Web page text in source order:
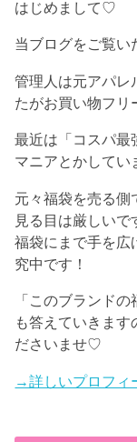
はじめまして♡
当ブログをご覧い
管理人は元アパレ
たがお買い物フリ
最近は「コスパ最
マニアとかしてい
元々福袋を売る側
見る目は厳しい
福袋にまで手を広
究中です！
「このブランド
も答えていきます
ださいませ♡
→詳しいプロフィ